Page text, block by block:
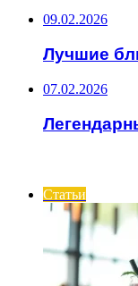
09.02.2026
Лучшие
07.02.2026
Статьи